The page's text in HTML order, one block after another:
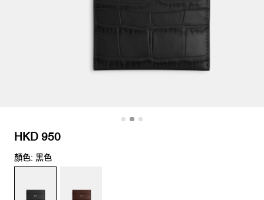
HKD 950
顏色: 黑色